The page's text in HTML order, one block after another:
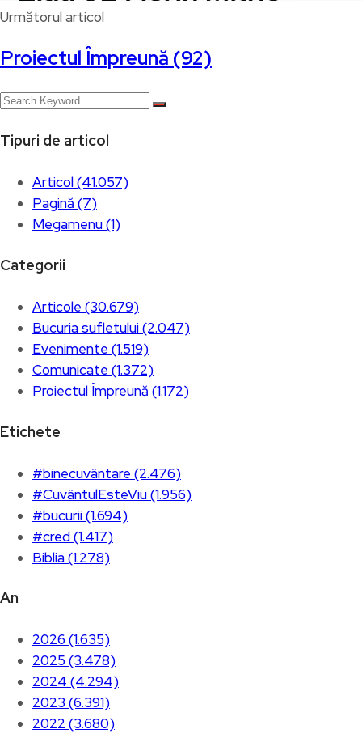
Următorul articol
Proiectul Împreună (92)
Tipuri de articol
Articol (41.057)
Pagină (7)
Megamenu (1)
Categorii
Articole (30.679)
Bucuria sufletului (2.047)
Evenimente (1.519)
Comunicate (1.372)
Proiectul Împreună (1.172)
Etichete
#binecuvântare (2.476)
#CuvântulEsteViu (1.956)
#bucurii (1.694)
#cred (1.417)
Biblia (1.278)
An
2026 (1.635)
2025 (3.478)
2024 (4.294)
2023 (6.391)
2022 (3.680)